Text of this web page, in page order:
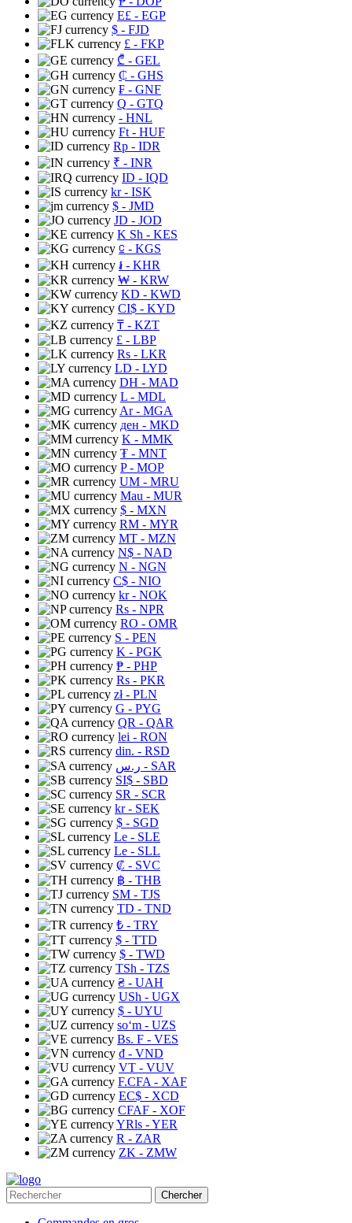
E£ - EGP
$ - FJD
£ - FKP
₾ - GEL
₵ - GHS
₣ - GNF
Q - GTQ
- HNL
Ft - HUF
Rp - IDR
₹ - INR
ID - IQD
kr- ISK
$ - JMD
JD - JOD
K Sh - KES
⃀ - KGS
៛ - KHR
₩ - KRW
KD - KWD
CI$ - KYD
₸ - KZT
£ - LBP
Rs - LKR
LD - LYD
DH - MAD
L - MDL
Ar- MGA
ден - MKD
K - MMK
₮ - MNT
P- MOP
UM - MRU
Mau - MUR
$ - MXN
RM - MYR
MT - MZN
N$ - NAD
N - NGN
C$ - NIO
kr- NOK
Rs - NPR
RO - OMR
S - PEN
K - PGK
₱ - PHP
Rs - PKR
zł- PLN
G - PYG
QR - QAR
lei - RON
din. - RSD
ر.س - SAR
SI$ - SBD
SR - SCR
kr- SEK
$ - SGD
Le - SLE
Le - SLL
₡ - SVC
฿ - THB
ЅМ - TJS
TD - TND
₺ - TRY
$ - TTD
$ - TWD
TSh - TZS
₴ - UAH
USh - UGX
$ - UYU
soʻm - UZS
Bs. F - VES
₫ - VND
VT - VUV
F.CFA - XAF
EC$ - XCD
CFAF - XOF
YRls - YER
R - ZAR
ZK - ZMW
Chercher